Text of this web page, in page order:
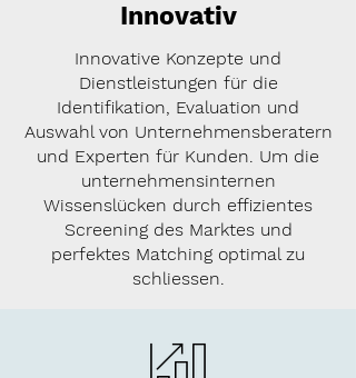
Innovativ
Innovative Konzepte und
Dienstleistungen für die
Identifikation, Evaluation und
Auswahl von Unternehmensberatern
und Experten für Kunden. Um die
unternehmensinternen
Wissenslücken durch effizientes
Screening des Marktes und
perfektes Matching optimal zu
schliessen.